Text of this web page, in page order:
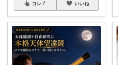
コレ いいね